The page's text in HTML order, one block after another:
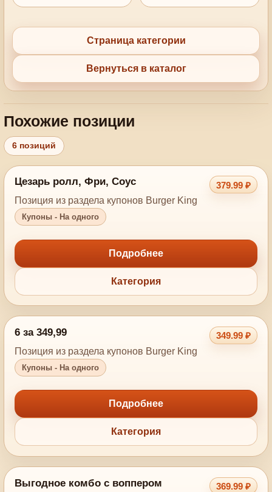
Страница категории
Вернуться в каталог
Похожие позиции
6 позиций
Цезарь ролл, Фри, Соус
379.99 ₽
Позиция из раздела купонов Burger King
Купоны - На одного
Подробнее
Категория
6 за 349,99
349.99 ₽
Позиция из раздела купонов Burger King
Купоны - На одного
Подробнее
Категория
Выгодное комбо с воппером
369.99 ₽